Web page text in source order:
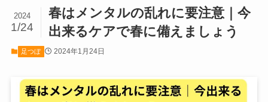
春はメンタルの乱れに要注意｜今
出来るケアで春に備えましょう
2024
1/24
足つぼ 2024年1月24日